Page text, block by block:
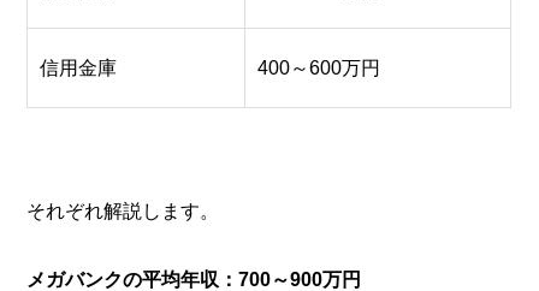
信用金庫 400～600万円
それぞれ解説します。
メガバンクの平均年収：700～900万円